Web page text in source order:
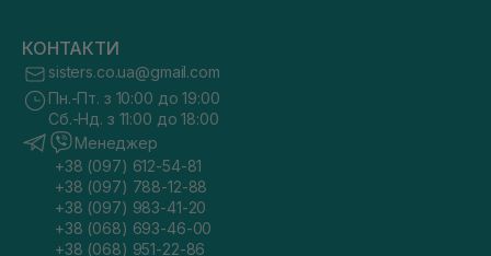
КОНТАКТИ
sisters.co.ua@gmail.com
Пн.-Пт. з 10:00 до 19:00
Сб.-Нд. з 11:00 до 18:00
Менеджер
+38 (097) 612-54-81
+38 (097) 788-12-88
+38 (097) 983-41-20
+38 (068) 693-46-00
+38 (068) 951-22-86